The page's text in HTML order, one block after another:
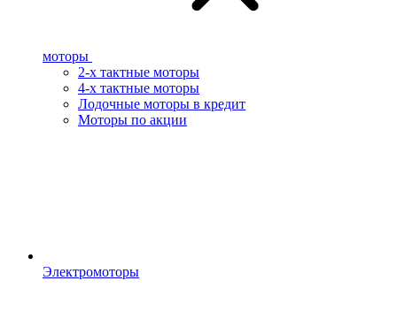
моторы
2-х тактные моторы
4-х тактные моторы
Лодочные моторы в кредит
Моторы по акции
Электромоторы